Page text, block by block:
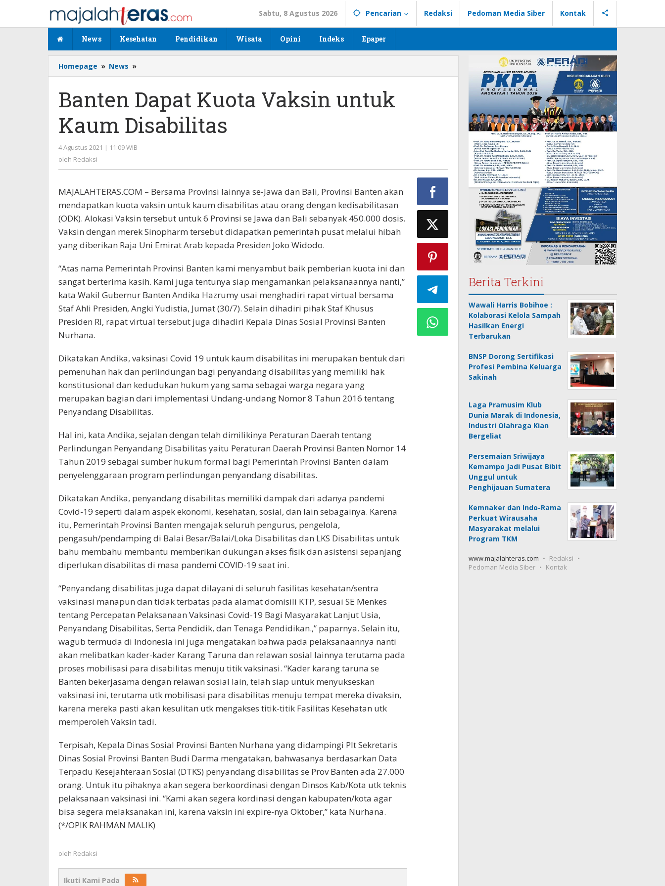
konten
Sabtu, 8 Agustus 2026 Pencarian Redaksi Pedoman Media Siber Kontak
News Kesehatan Pendidikan Wisata Opini Indeks Epaper
Homepage » News »
Dapat
Vaksin
untuk
Kaum
Disabilitas
Banten Dapat Kuota Vaksin untuk
Kaum Disabilitas
4 Agustus 2021 | 11:09 WIB
oleh Redaksi
MAJALAHTERAS.COM – Bersama Provinsi lainnya se-Jawa dan Bali, Provinsi Banten akan
mendapatkan kuota vaksin untuk kaum disabilitas atau orang dengan kedisabilitasan
(ODK). Alokasi Vaksin tersebut untuk 6 Provinsi se Jawa dan Bali sebanyak 450.000 dosis.
Vaksin dengan merek Sinopharm tersebut didapatkan pemerintah pusat melalui hibah
yang diberikan Raja Uni Emirat Arab kepada Presiden Joko Widodo.
“Atas nama Pemerintah Provinsi Banten kami menyambut baik pemberian kuota ini dan
sangat berterima kasih. Kami juga tentunya siap mengamankan pelaksanaannya nanti,”
kata Wakil Gubernur Banten Andika Hazrumy usai menghadiri rapat virtual bersama
Staf Ahli Presiden, Angki Yudistia, Jumat (30/7). Selain dihadiri pihak Staf Khusus
Presiden RI, rapat virtual tersebut juga dihadiri Kepala Dinas Sosial Provinsi Banten
Nurhana.
Dikatakan Andika, vaksinasi Covid 19 untuk kaum disabilitas ini merupakan bentuk dari
pemenuhan hak dan perlindungan bagi penyandang disabilitas yang memiliki hak
konstitusional dan kedudukan hukum yang sama sebagai warga negara yang
merupakan bagian dari implementasi Undang-undang Nomor 8 Tahun 2016 tentang
Penyandang Disabilitas.
Hal ini, kata Andika, sejalan dengan telah dimilikinya Peraturan Daerah tentang
Perlindungan Penyandang Disabilitas yaitu Peraturan Daerah Provinsi Banten Nomor 14
Tahun 2019 sebagai sumber hukum formal bagi Pemerintah Provinsi Banten dalam
penyelenggaraan program perlindungan penyandang disabilitas.
Dikatakan Andika, penyandang disabilitas memiliki dampak dari adanya pandemi
Covid-19 seperti dalam aspek ekonomi, kesehatan, sosial, dan lain sebagainya. Karena
itu, Pemerintah Provinsi Banten mengajak seluruh pengurus, pengelola,
pengasuh/pendamping di Balai Besar/Balai/Loka Disabilitas dan LKS Disabilitas untuk
bahu membahu membantu memberikan dukungan akses fisik dan asistensi sepanjang
diperlukan disabilitas di masa pandemi COVID-19 saat ini.
“Penyandang disabilitas juga dapat dilayani di seluruh fasilitas kesehatan/sentra
vaksinasi manapun dan tidak terbatas pada alamat domisili KTP, sesuai SE Menkes
tentang Percepatan Pelaksanaan Vaksinasi Covid-19 Bagi Masyarakat Lanjut Usia,
Penyandang Disabilitas, Serta Pendidik, dan Tenaga Pendidikan.,” paparnya. Selain itu,
wagub termuda di Indonesia ini juga mengatakan bahwa pada pelaksanaannya nanti
akan melibatkan kader-kader Karang Taruna dan relawan sosial lainnya terutama pada
proses mobilisasi para disabilitas menuju titik vaksinasi. “Kader karang taruna se
Banten bekerjasama dengan relawan sosial lain, telah siap untuk menyukseskan
vaksinasi ini, terutama utk mobilisasi para disabilitas menuju tempat mereka divaksin,
karena mereka pasti akan kesulitan utk mengakses titik-titik Fasilitas Kesehatan utk
memperoleh Vaksin tadi.
Terpisah, Kepala Dinas Sosial Provinsi Banten Nurhana yang didampingi Plt Sekretaris
Dinas Sosial Provinsi Banten Budi Darma mengatakan, bahwasanya berdasarkan Data
Terpadu Kesejahteraan Sosial (DTKS) penyandang disabilitas se Prov Banten ada 27.000
orang. Untuk itu pihaknya akan segera berkoordinasi dengan Dinsos Kab/Kota utk teknis
pelaksanaan vaksinasi ini. “Kami akan segera kordinasi dengan kabupaten/kota agar
bisa segera melaksanakan ini, karena vaksin ini expire-nya Oktober,” kata Nurhana.
(*/OPIK RAHMAN MALIK)
oleh Redaksi
Ikuti Kami Pada
Berita Terkini
Wawali Harris Bobihoe :
Kolaborasi Kelola Sampah
Hasilkan Energi
Terbarukan
BNSP Dorong Sertifikasi
Profesi Pembina Keluarga
Sakinah
Laga Pramusim Klub
Dunia Marak di Indonesia,
Industri Olahraga Kian
Bergeliat
Persemaian Sriwijaya
Kemampo Jadi Pusat Bibit
Unggul untuk
Penghijauan Sumatera
Kemnaker dan Indo-Rama
Perkuat Wirausaha
Masyarakat melalui
Program TKM
www.majalahteras.com
Redaksi
Pedoman Media Siber
Kontak